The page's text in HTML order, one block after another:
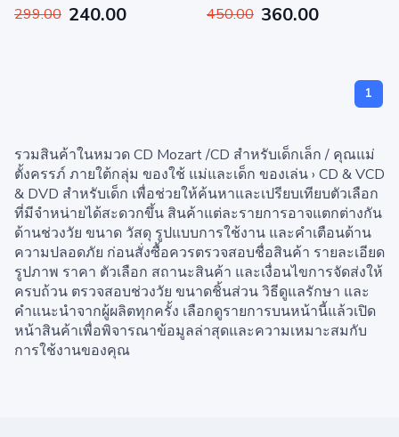
299.00 240.00 450.00 360.00
1
รวมสินค้าในหมวด CD Mozart /CD สำหรับเด็กเล็ก / คุณแม่
ตั้งครรภ์ ภายใต้กลุ่ม ของใช้ แม่และเด็ก ของเล่น › CD & VCD
& DVD สำหรับเด็ก เพื่อช่วยให้ค้นหาและเปรียบเทียบตัวเลือก
ที่มีจำหน่ายได้สะดวกขึ้น สินค้าแต่ละรายการอาจแตกต่างกัน
ด้านช่วงวัย ขนาด วัสดุ รูปแบบการใช้งาน และคำเตือนด้าน
ความปลอดภัย ก่อนสั่งซื้อควรตรวจสอบชื่อสินค้า รายละเอียด
รูปภาพ ราคา ตัวเลือก สถานะสินค้า และเงื่อนไขการจัดส่งให้
ครบถ้วน ตรวจสอบช่วงวัย ขนาดชิ้นส่วน วิธีดูแลรักษา และ
คำแนะนำจากผู้ผลิตทุกครั้ง เลือกดูรายการบนหน้านี้แล้วเปิด
หน้าสินค้าเพื่อพิจารณาข้อมูลล่าสุดและความเหมาะสมกับ
การใช้งานของคุณ